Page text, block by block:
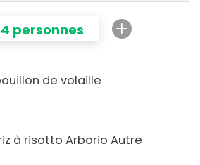
4 personnes
de volaille
à risotto Arborio Autre